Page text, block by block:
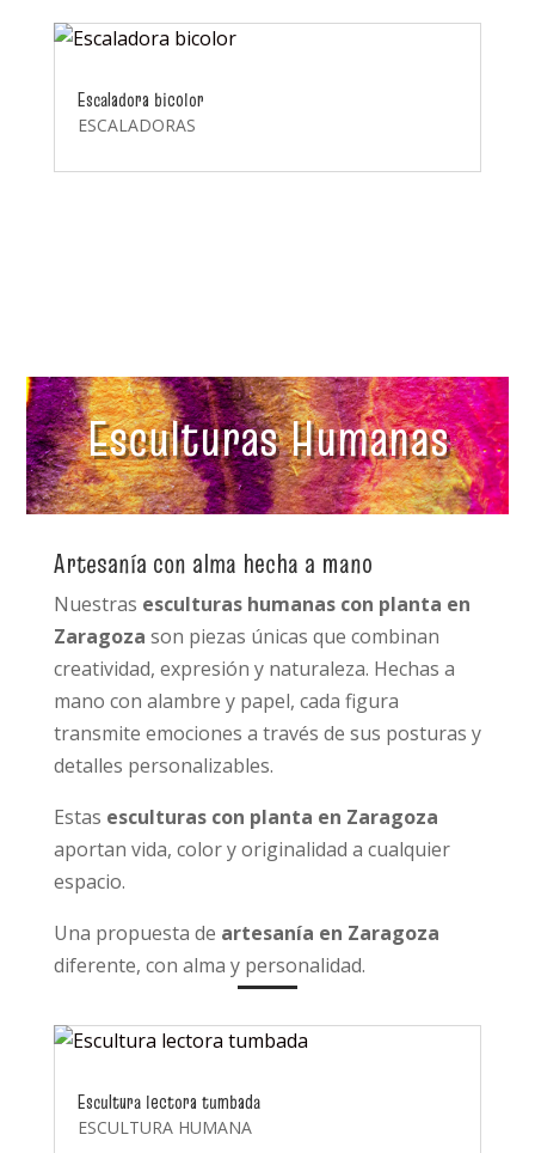
Escaladora bicolor
ESCALADORAS
Esculturas Humanas
Artesanía con alma hecha a mano
Nuestras esculturas humanas con planta en
Zaragoza son piezas únicas que combinan
creatividad, expresión y naturaleza. Hechas a
mano con alambre y papel, cada figura
transmite emociones a través de sus posturas y
detalles personalizables.
Estas esculturas con planta en Zaragoza
aportan vida, color y originalidad a cualquier
espacio.
Una propuesta de artesanía en Zaragoza
diferente, con alma y personalidad.
Escultura lectora tumbada
ESCULTURA HUMANA